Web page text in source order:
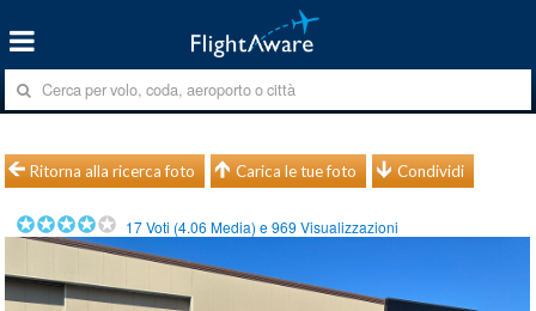
Ritorna alla ricerca foto Carica le tue foto Condividi
17Voti (4.06 Media) e969 Visualizzazioni